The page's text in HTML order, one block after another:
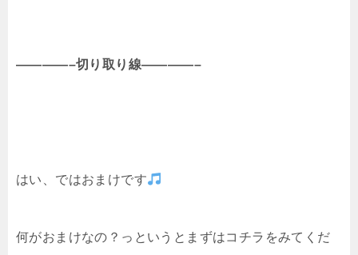
————–切り取り線————–
はい、ではおまけです
何がおまけなの？っというとまずはコチラをみてくだ